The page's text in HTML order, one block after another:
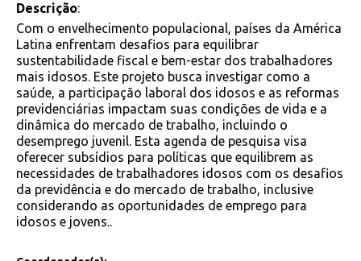
Descrição:
Com o envelhecimento populacional, países da América
Latina enfrentam desafios para equilibrar
sustentabilidade fiscal e bem-estar dos trabalhadores
mais idosos. Este projeto busca investigar como a
saúde, a participação laboral dos idosos e as reformas
previdenciárias impactam suas condições de vida e a
dinâmica do mercado de trabalho, incluindo o
desemprego juvenil. Esta agenda de pesquisa visa
oferecer subsídios para políticas que equilibrem as
necessidades de trabalhadores idosos com os desafios
da previdência e do mercado de trabalho, inclusive
considerando as oportunidades de emprego para
idosos e jovens..